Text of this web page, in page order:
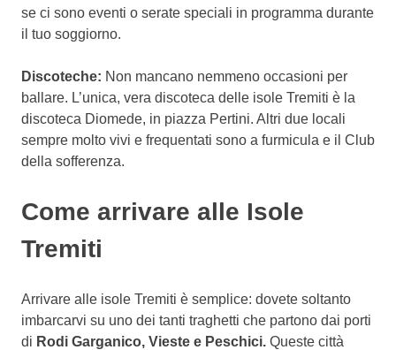
se ci sono eventi o serate speciali in programma durante
il tuo soggiorno.
Discoteche: Non mancano nemmeno occasioni per
ballare. L’unica, vera discoteca delle isole Tremiti è la
discoteca Diomede, in piazza Pertini. Altri due locali
sempre molto vivi e frequentati sono a furmicula e il Club
della sofferenza.
Come arrivare alle Isole
Tremiti
Arrivare alle isole Tremiti è semplice: dovete soltanto
imbarcarvi su uno dei tanti traghetti che partono dai porti
di Rodi Garganico, Vieste e Peschici. Queste città